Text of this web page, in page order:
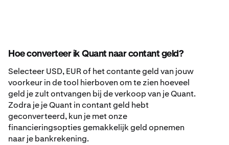
Hoe converteer ik Quant naar contant geld?
Selecteer USD, EUR of het contante geld van jouw
voorkeur in de tool hierboven om te zien hoeveel
geld je zult ontvangen bij de verkoop van je Quant.
Zodra je je Quant in contant geld hebt
geconverteerd, kun je met onze
financieringsopties gemakkelijk geld opnemen
naar je bankrekening.